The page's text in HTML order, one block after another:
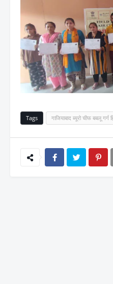
Tags गाजियाबाद ब्यूरो चीफ बबलू